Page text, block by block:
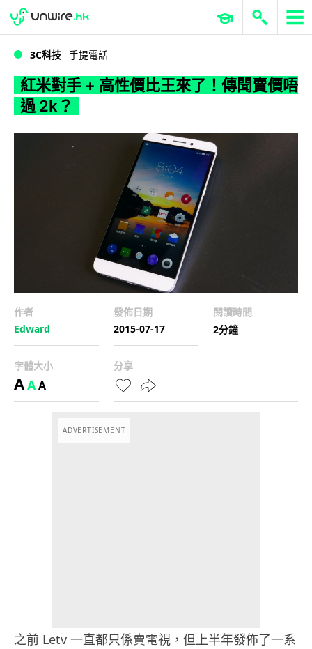
WWDC 2026 ERP 與商業 AI
3C科技 手提電話
紅米對手 + 高性價比王來了！傳聞賣價唔
過 2k？
作者
Edward
發佈日期
2015-07-17
閱讀時間
2分鐘
字體大小
AAA
分享
ADVERTISEMENT
之前 Letv 一直都只係賣電視，但上半年發佈了一系